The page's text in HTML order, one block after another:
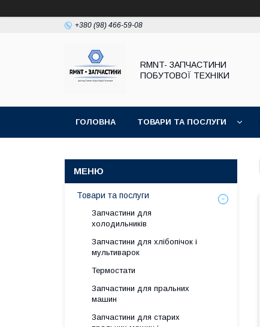
+380 (98) 466-59-08
RMNT- ЗАПЧАСТИНИ
ПОБУТОВОЇ ТЕХНІКИ
ГОЛОВНА ТОВАРИ ТА ПОСЛУГИ
Товари та послуги
Запчастини для
холодильників
Запчастини для хлібопічок і
мультиварок
Термостати
Запчастини для пральних
машин
Запчастини для старих